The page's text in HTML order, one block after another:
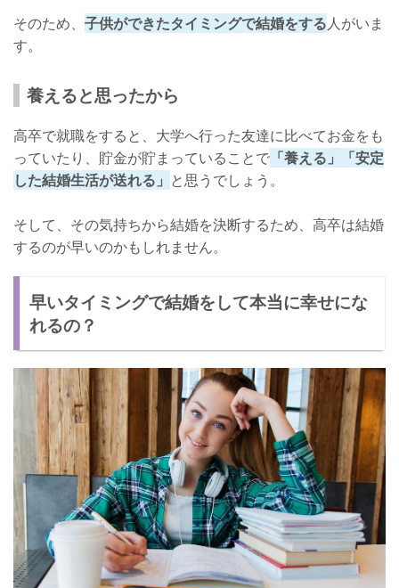
そのため、 子供ができたタイミングで結婚をする人がいま
す。
養えると思ったから
高卒で就職をすると、大学へ行った友達に比べてお金をも
っていたり、貯金が貯まっていることで 「養える」「安定
した結婚生活が送れる」 と思うでしょう。
そして、その気持ちから結婚を決断するため、高卒は結婚
するのが早いのかもしれません。
早いタイミングで結婚をして本当に幸せにな
れるの？